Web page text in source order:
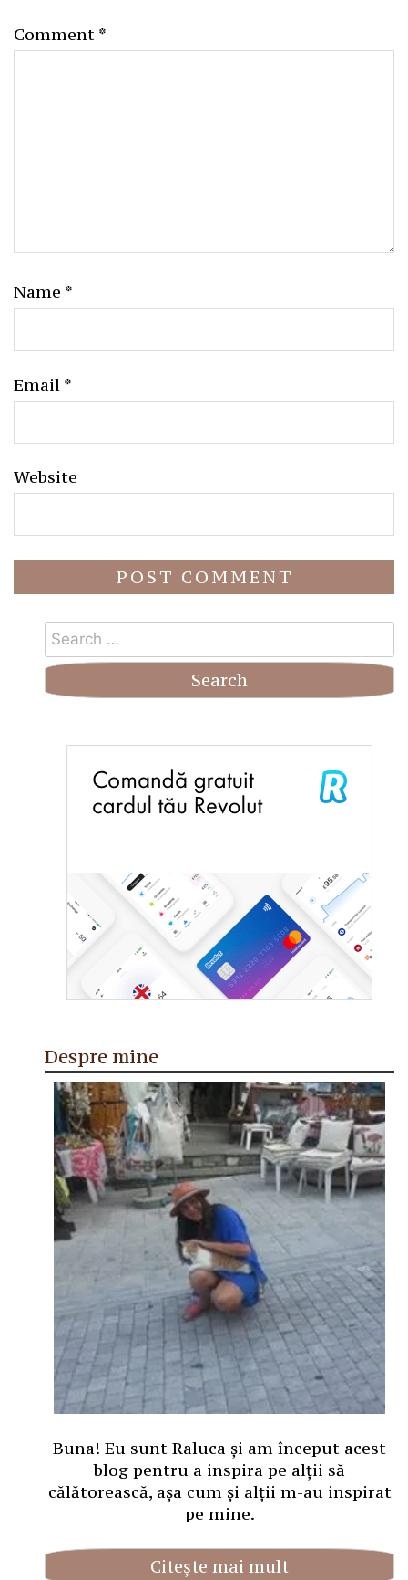
Comment *
Name *
Email *
Website
Search
for:
Despre mine
Buna! Eu sunt Raluca și am început acest
blog pentru a inspira pe alții să
călătorească, așa cum și alții m-au inspirat
pe mine.
Citește mai mult